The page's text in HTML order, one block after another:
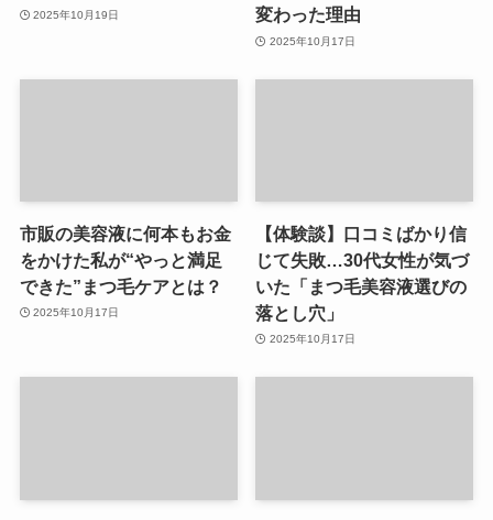
2025年10月19日
変わった理由
2025年10月17日
市販の美容液に何本もお金
をかけた私が“やっと満足
できた”まつ毛ケアとは？
2025年10月17日
【体験談】口コミばかり信
じて失敗…30代女性が気づ
いた「まつ毛美容液選びの
落とし穴」
2025年10月17日